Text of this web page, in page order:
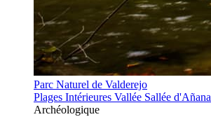
Parc Naturel de Valderejo
Plages Intérieures Vallée Sallée d'Añana
Archéologique